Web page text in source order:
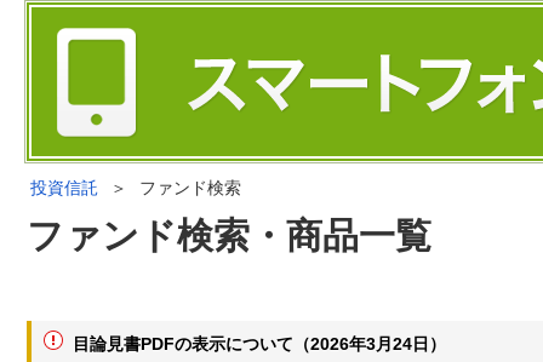
投資信託 ＞ ファンド検索
ファンド検索・商品一覧
目論見書PDFの表示について（2026年3月24日）